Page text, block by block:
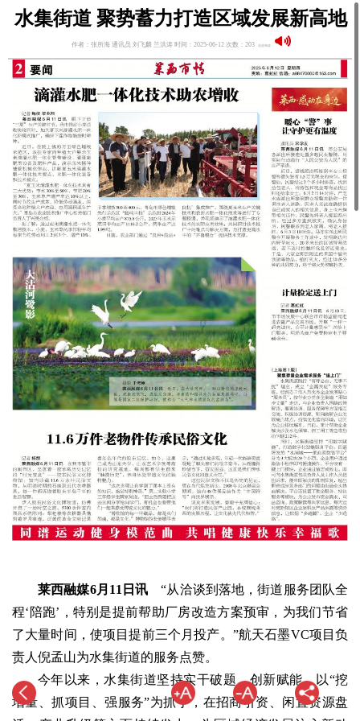
水集街道 聚势蓄力打造区域发展新高地
作者：张所海 通讯员 刘飞麟 兰洪涛 时间：2025-06-12 次数：203 语音阅读：
莱西融媒6月11日讯 “从洽谈到落地，街道服务团队全
程‘陪跑’，特别是提前帮助厂房改造方案预审，为我们节省
了大量时间，使项目提前三个月投产。”航天石墨VC项目负
责人倪孟山为水集街道的服务点赞。
今年以来，水集街道坚持实干破题、创新赋能，以“挖
增量、抓项目、强服务”为抓手，在招商引资、闲置资源盘